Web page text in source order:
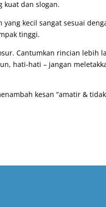
kuat dan slogan.
kecil sangat sesuai
tinggi.
Cantumkan rincian lebih
hati-hati – jangan
kesan “amatir &